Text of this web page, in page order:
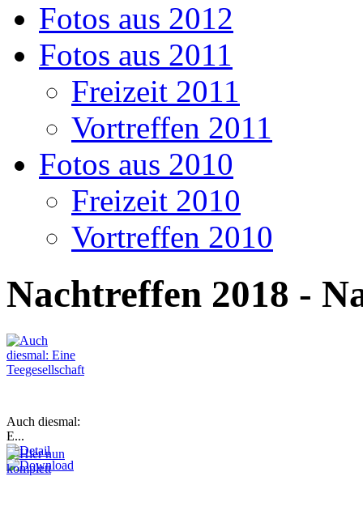
Fotos aus 2012
Fotos aus 2011
Freizeit 2011
Vortreffen 2011
Fotos aus 2010
Freizeit 2010
Vortreffen 2010
Nachtreffen 2018 -
Auch diesmal:
E...